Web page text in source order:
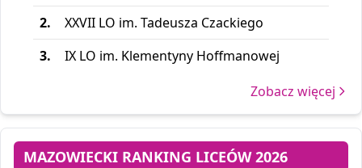
2.
XXVII LO im. Tadeusza Czackiego
3.
IX LO im. Klementyny Hoffmanowej
Zobacz więcej
MAZOWIECKI RANKING LICEÓW 2026